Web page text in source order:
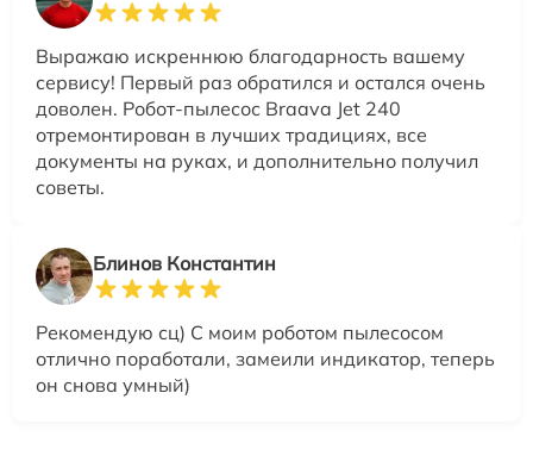
Выражаю искреннюю благодарность вашему
сервису! Первый раз обратился и остался очень
доволен. Робот-пылесос Braava Jet 240
отремонтирован в лучших традициях, все
документы на руках, и дополнительно получил
советы.
Блинов Константин
Рекомендую сц) С моим роботом пылесосом
отлично поработали, замеили индикатор, теперь
он снова умный)